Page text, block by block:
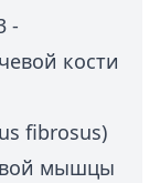
-
кости
fibrosus)
мышцы